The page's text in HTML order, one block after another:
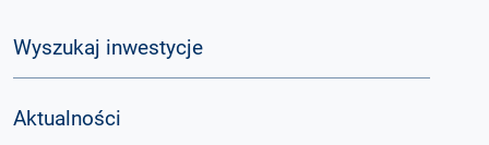
Wyszukaj inwestycje
Aktualności